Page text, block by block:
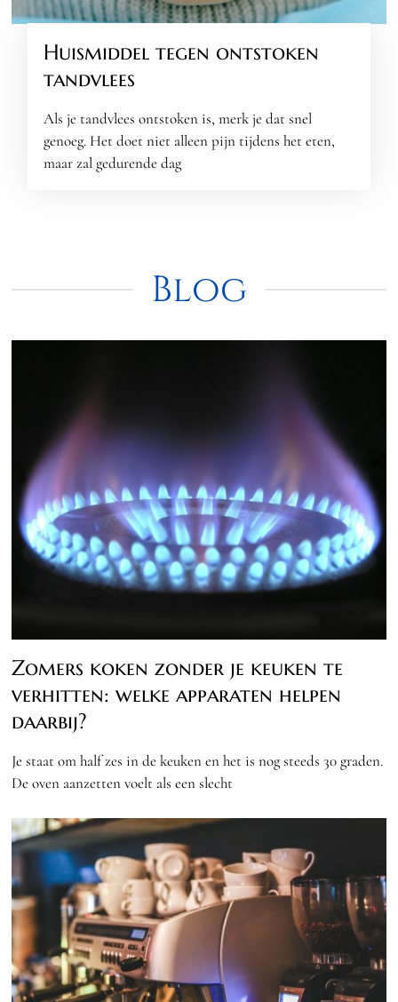
Huismiddel tegen ontstoken
tandvlees
Als je tandvlees ontstoken is, merk je dat snel
genoeg. Het doet niet alleen pijn tijdens het eten,
maar zal gedurende dag
Blog
Zomers koken zonder je keuken te
verhitten: welke apparaten helpen
daarbij?
Je staat om half zes in de keuken en het is nog steeds 30 graden.
De oven aanzetten voelt als een slecht